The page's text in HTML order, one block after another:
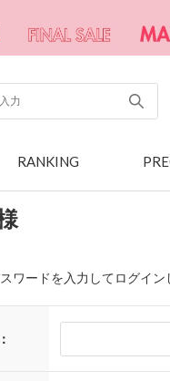
RANKING
ワードを入力してログイン